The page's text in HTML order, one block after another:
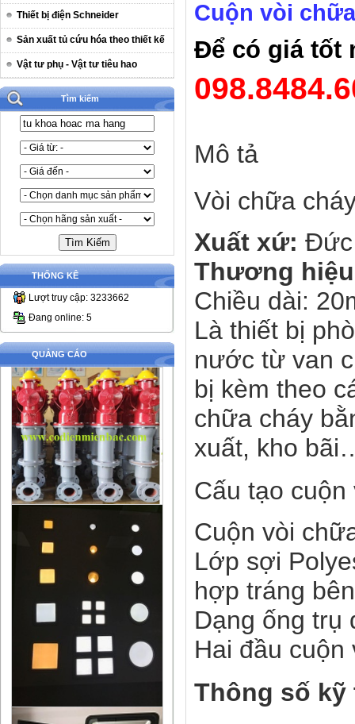
Thiết bị điện Schneider
Sản xuất tủ cứu hóa theo thiết kế
Vật tư phụ - Vật tư tiêu hao
Tìm kiếm
THỐNG KÊ
Lượt truy cập: 3233662
Đang online: 5
QUẢNG CÁO
Cuộn vòi
Để có giá tốt
Mô tả
Vòi chữa
Xuất xứ: Đức
Thương
Chiều dài:
Là thiết bị
nước từ van
bị kèm theo
chữa cháy
xuất, kho
Cấu tạo
Cuộn vòi
Lớp sợi
hợp tráng
Dạng ống trụ
Hai đầu
Thông số kỹ